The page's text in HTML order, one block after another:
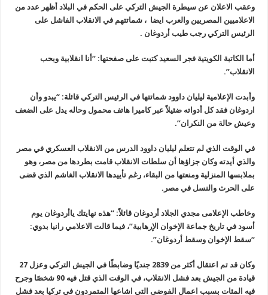
وعقب الاعلان عن سيطرة الجيش التركي على الحكم في البلاد أظهر عدد من
الاعلاميين المصريين والعرب ايضا ، شماتتهم في الانقلاب الفاشل على
الرئيس التركي رجب طيب أردوغان .
أما الكاتبة الكويتية فجر السعيد كتبت على صفحتها: “أنا انقلابية وبحب
الانقلاب”.
وأبدت الإعلامية ليليان داوود شماتتها في الرئيس التركي قائلة: “يبدو وأن
اردوغان فقد كل أدواته ضئيلاً عبر كاميرا هاتف محمول وحاله يدل على الضعف
وعيش حالة من النكران”.
في الوقت الذي لم تتعلم ليليان داوود الدرس من الانقلاب العسكري في مصر
والذي أيدته وكان جزاؤها أن سلطات الانقلاب قامت بطردها من مصر، وهو
بملابسها المنزلية ومنعتها من البقاء، رغم تأييدها الانقلاب الغاشم الذي قضى
على الحرث والنسل في مصر.
وخاطب الإعلامى مجدي الجلاد أردوغان قائلاً: “هذه نهايتك ياأردوغان يوم
أسود في تاريخ جماعة الإخوان الإرهابية”، فيما قالت الاعلامي رانيا بدوي:
“سقط الإخوان وسقط أردوغان”.
وكان قد تم اعتقال أكثر من 2839 جنديًا وضابطًا في الجيش التركي وعزل 27
قيادة من الجيش بعد فشل الانقلاب، في الوقت الذي قتل فيه 90 شخصًا وجرح
فيه المئات بسبب اعمال الفوضى التي اشاعها المتمردون في تركيا بعد فشل